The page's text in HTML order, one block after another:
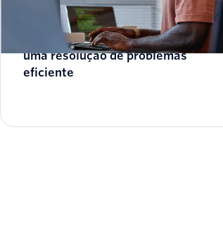
Coletar registros do navegador para
uma resolução de problemas
eficiente